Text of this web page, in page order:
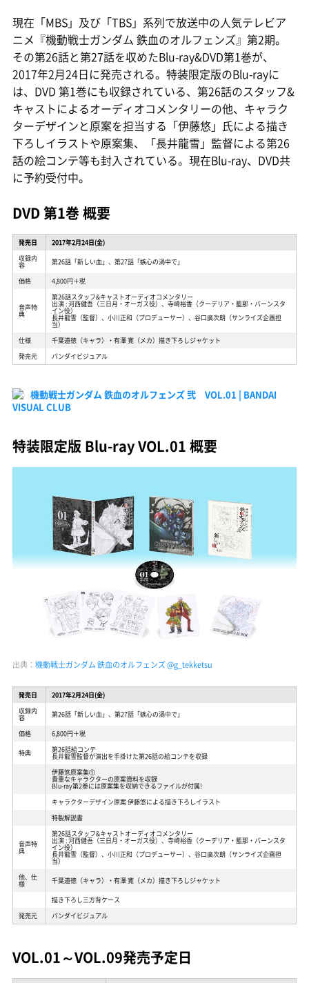
現在「MBS」及び「TBS」系列で放送中の人気テレビア
ニメ『機動戦士ガンダム 鉄血のオルフェンズ』第2期。
その第26話と第27話を収めたBlu-ray&DVD第1巻が、
2017年2月24日に発売される。特装限定版のBlu-rayに
は、DVD 第1巻にも収録されている、第26話のスタッフ&
キャストによるオーディオコメンタリーの他、キャラク
ターデザインと原案を担当する「伊藤悠」氏による描き
下ろしイラストや原案集、「長井龍雪」監督による第26
話の絵コンテ等も封入されている。現在Blu-ray、DVD共
に予約受付中。
DVD 第1巻 概要
発売日
2017年2月24日(金)
収録内
容 第26話「新しい血」、第27話「嫉心の渦中で」
価格 4,800円＋税
音声特
典
第26話スタッフ&キャストオーディオコメンタリー
出演 : 河西健吾（三日月・オーガス役）、寺崎裕香（クーデリア・藍那・バーンスタ
イン役）
長井龍雪（監督）、小川正和（プロデューサー）、谷口廣次朗（サンライズ企画担
当）
仕様
千葉道徳（キャラ）・有澤 寛（メカ）描き下ろしジャケット
発売元
バンダイビジュアル
機動戦士ガンダム 鉄血のオルフェンズ 弐 VOL.01 | BANDAI
VISUAL CLUB
特装限定版 Blu-ray VOL.01 概要
出典： 機動戦士ガンダム 鉄血のオルフェンズ @g_tekketsu
発売日
2017年2月24日(金)
収録内
容 第26話「新しい血」、第27話「嫉心の渦中で」
価格 6,800円＋税
特典 第26話絵コンテ
長井龍雪監督が演出を手掛けた第26話の絵コンテを収録
伊藤悠原案集①
貴重なキャラクターの原案資料を収録
Blu-ray第2巻には原案集を収納できるファイルが付属!
キャラクターデザイン原案 伊藤悠による描き下ろしイラスト
特製解説書
音声特
典
第26話スタッフ&キャストオーディオコメンタリー
出演 : 河西健吾（三日月・オーガス役）、寺崎裕香（クーデリア・藍那・バーンスタ
イン役）
長井龍雪（監督）、小川正和（プロデューサー）、谷口廣次朗（サンライズ企画担
当）
他、仕
様 千葉道徳（キャラ）・有澤 寛（メカ）描き下ろしジャケット
描き下ろし三方背ケース
発売元
バンダイビジュアル
VOL.01～VOL.09発売予定日